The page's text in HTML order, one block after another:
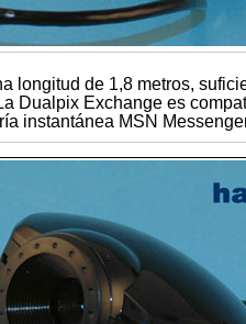
longitud de 1,8 metros,
Dualpix Exchange es
instantánea MSN